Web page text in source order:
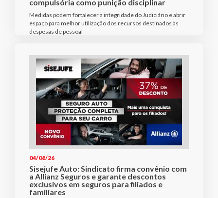
compulsória como punição disciplinar
Medidas podem fortalecer a integridade do Judiciário e abrir
espaço para melhor utilização dos recursos destinados às
despesas de pessoal
04/08/26
Sisejufe Auto: Sindicato firma convênio com
a Allianz Seguros e garante descontos
exclusivos em seguros para filiados e
familiares